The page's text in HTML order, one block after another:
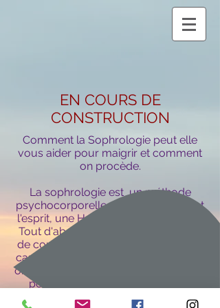
EN COURS DE
CONSTRUCTION
Comment la Sophrologie peut elle
vous aider pour maigrir et comment
on procède.
La sophrologie est un méthode
psychocorporelle qui allie le corps et
l'esprit, une Harmonie entre les deux.
Tout d'abord, la sophrologie permet
de conscientiser ses problématiques
car on travaille sur le subconscient et
on fait monter en conscience la raison
pour laquelle on grossit. Stress,
émotionnel........